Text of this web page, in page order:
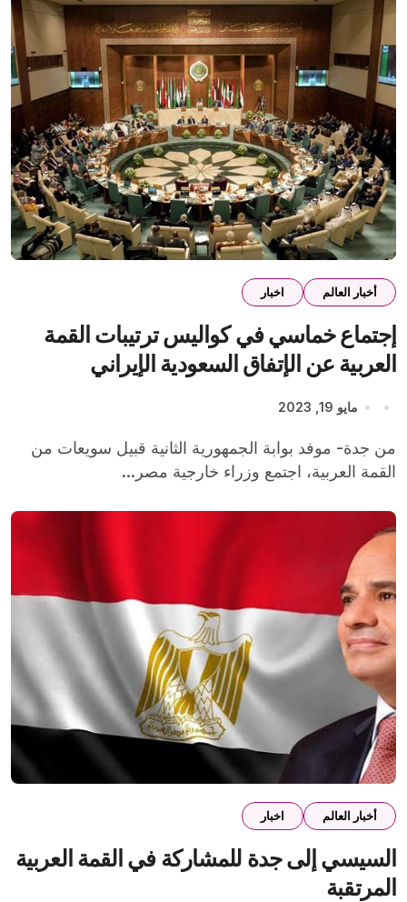
أخبار العالم اخبار
إجتماع خماسي في كواليس ترتيبات القمة
العربية عن الإتفاق السعودية الإيراني
مايو 19, 2023
من جدة- موفد بوابة الجمهورية الثانية قبيل سويعات من
القمة العربية، اجتمع وزراء خارجية مصر...
أخبار العالم اخبار
السيسي إلى جدة للمشاركة في القمة العربية
المرتقبة